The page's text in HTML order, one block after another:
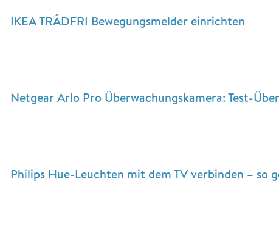
IKEA TRÅDFRI Bewegungsmelder einrichten
Netgear Arlo Pro Überwachungskamera: Test-
Philips Hue-Leuchten mit dem TV verbinden – so